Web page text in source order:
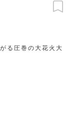
る圧巻の大花火大